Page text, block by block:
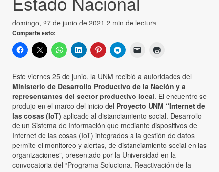
domingo, 27 de junio de 2021 2 min de lectura
Comparte esto:
Este viernes 25 de junio, la UNM recibió a autoridades del
Ministerio de Desarrollo Productivo de la Nación y a
representantes del sector productivo local. El encuentro se
produjo en el marco del inicio del Proyecto UNM “Internet de
las cosas (IoT) aplicado al distanciamiento social. Desarrollo
de un Sistema de Información que mediante dispositivos de
Internet de las cosas (IoT) integrados a la gestión de datos
permite el monitoreo y alertas, de distanciamiento social en las
organizaciones”, presentado por la Universidad en la
convocatoria del “Programa Soluciona. Reactivación de la